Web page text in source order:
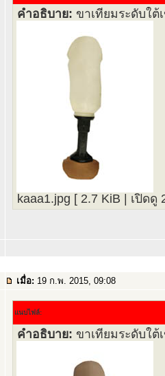
คำอธิบาย: ขาเทียมระดับใต้
kaaa1.jpg [ 2.7 KiB | เปิดดู
เมื่อ: 19 ก.พ. 2015, 09:08
แนบไฟล์:
คำอธิบาย: ขาเทียมระดับใต้